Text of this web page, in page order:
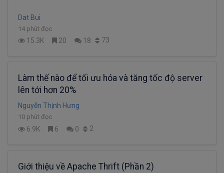
Dat Bui
14 phút đọc
15.3K 20 18 73
Làm thế nào để tối ưu hóa và tăng tốc độ server
lên tới hơn 20%
Nguyễn Thịnh Hưng
10 phút đọc
6.9K 6 0 2
Giới thiệu về Apache Thrift (Phần 2)